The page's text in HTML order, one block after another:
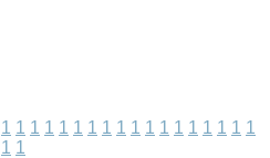
1 1 1 1 1 1 1 1 1 1 1 1 1 1 1 1 1 1
1 1